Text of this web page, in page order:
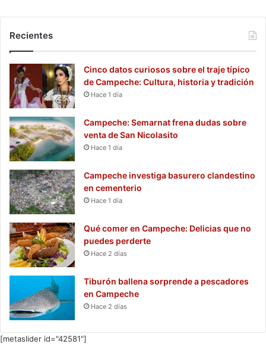
Recientes
Cinco datos curiosos sobre el traje típico
de Campeche: Cultura, historia y tradición
Hace 1 día
Campeche: Semarnat frena dudas sobre
venta de San Nicolasito
Hace 1 día
Campeche investiga basurero clandestino
en cementerio
Hace 1 día
Qué comer en Campeche: Delicias que no
puedes perderte
Hace 2 días
Tiburón ballena sorprende a pescadores
en Campeche
Hace 2 días
[metaslider id="42581"]